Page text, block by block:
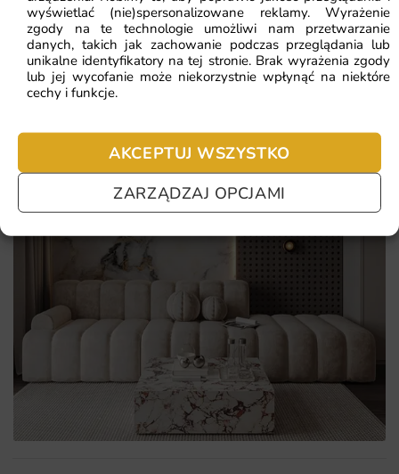
wyświetlać (nie)spersonalizowane reklamy. Wyrażenie
zgody na te technologie umożliwi nam przetwarzanie
danych, takich jak zachowanie podczas przeglądania lub
unikalne identyfikatory na tej stronie. Brak wyrażenia zgody
lub jej wycofanie może niekorzystnie wpłynąć na niektóre
cechy i funkcje.
AKCEPTUJ WSZYSTKO
ZARZĄDZAJ OPCJAMI
Realizacja na wymiar z gwarancją idealnego dopasowania
do każdej ściany.
Ekologiczne tusze i certyfikowane materiały bezpieczne
dla domowników oraz alergików.
Szybka wysyłka i prosty montaż dzięki czytelnej instrukcji
dołączonej do zamówienia.
nie chcesz czekać – sprawdź najczęściej zadawane pytania.